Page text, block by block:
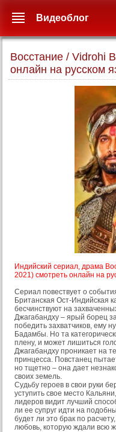
Восстание / Vidrohi
онлайн на русском
Индийский сериал, драма
2021) смотреть онлайн на
Сериал повествует о
Британская Ост-Индийская
бесчинствуют на
Джагабандху – ярый борец
победить захватчиков, ему
Бадамбы. Но та
плену, и может лишиться
Джагабандху проникает на
принцесса. Повстанец
но тщетно – она дает
своих земель.
Судьбу героев в свои руки
уступить свое место
лидеров видит лучший
ли ее супруг идти на
будет ли это брак по
любовь, которую ждали всю
Видеоблог